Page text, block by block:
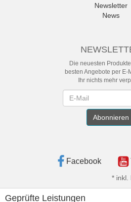
Newsletter
News
Die neuesten
besten Angebote per E-
Ihr nichts mehr
Abonnieren
Facebook
* inkl.
Geprüfte Leistungen